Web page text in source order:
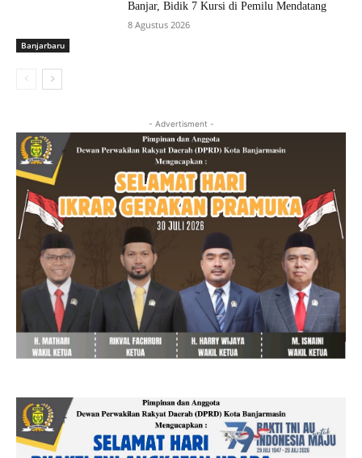
Banjarbaru
Banjar, Bidik 7 Kursi di Pemilu Mendatang
8 Agustus 2026
- Advertisment -